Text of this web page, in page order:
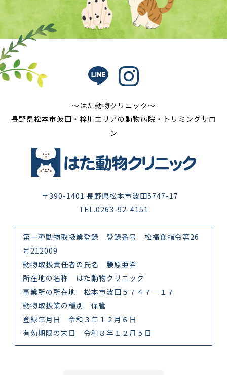
〜はた動物クリニック〜
長野県松本市波田・梓川エリアの動物病院・トリミングサロ
ン
〒390-1401 長野県松本市波田5747-17
TEL.0263-92-4151
第一種動物取扱業登録 登録番号 松福食指令第26
号212009
動物取扱責任者の氏名 腰原亜希
所在地の名称 はた動物クリニック
事業所の所在地 松本市波田５７４７－１７
動物取扱業の種別 保管
登録年月日 令和３年１２月６日
有効期限の末日 令和８年１２月５日